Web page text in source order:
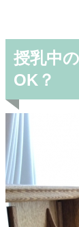
授乳中
OK？